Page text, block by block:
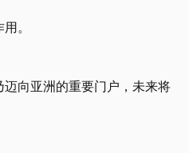
。
迈向亚洲的重要门户，未来将